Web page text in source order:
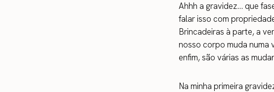
Ahhh a gravidez… que
falar isso com
Brincadeiras à parte, a
nosso corpo muda numa
enfim, são várias as
Na minha primeira